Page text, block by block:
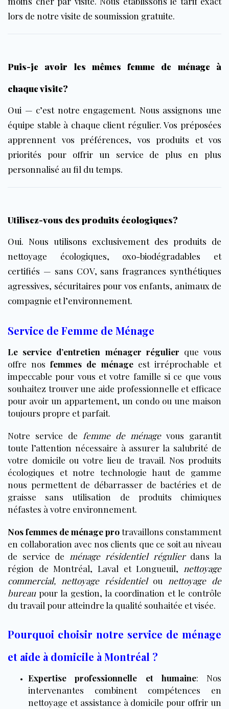
lors de notre visite de soumission gratuite.
Puis-je avoir les mêmes femme de ménage à
chaque visite?
Oui — c’est notre engagement. Nous assignons une
équipe stable à chaque client régulier. Vos préposées
apprennent vos préférences, vos produits et vos
priorités pour offrir un service de plus en plus
personnalisé au fil du temps.
Utilisez-vous des produits écologiques?
Oui. Nous utilisons exclusivement des produits de
nettoyage écologiques, oxo-biodégradables et
certifiés — sans COV, sans fragrances synthétiques
agressives, sécuritaires pour vos enfants, animaux de
compagnie et l’environnement.
Service de Femme de Ménage
Le service d’entretien ménager régulier que vous
offre nosfemmes de ménageest irréprochable et
impeccable pour vous et votre famille si ce que vous
souhaitez trouver une aide professionnelle et efficace
pour avoir un appartement, un condo ou une maison
toujours propre et parfait.
Notre service de femme de ménagevous garantit
toute l’attention nécessaire à assurer la salubrité de
votre domicile ou votre lieu de travail. Nos produits
écologiques et notre technologie haut de gamme
nous permettent de débarrasser de bactéries et de
graisse sans utilisation de produits chimiques
néfastes à votre environnement.
Nos femmes de ménage protravaillons constamment
en collaboration avec nos clients que ce soit au niveau
de service de ménage résidentiel régulierdans la
région de Montréal, Laval et Longueuil, nettoyage
commercial, nettoyage résidentielou nettoyage de
bureaupour la gestion, la coordination et le contrôle
du travail pour atteindre la qualité souhaitée et visée.
Pourquoi choisir notre service de ménage
et aide à domicile à Montréal ?
Expertise professionnelle et humaine: Nos
intervenantes combinent compétences en
nettoyage et assistance à domicile pour offrir un